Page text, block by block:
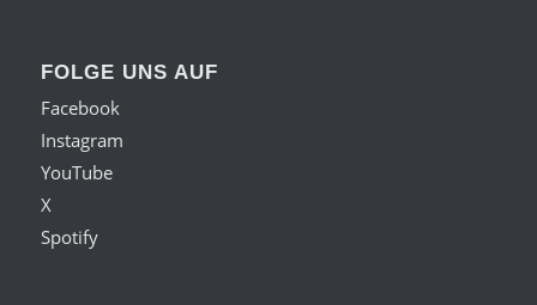
FOLGE UNS AUF
Facebook
Instagram
YouTube
X
Spotify